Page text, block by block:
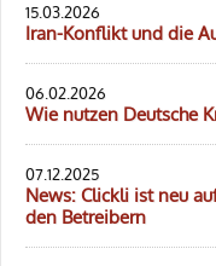
15.03.2026
Iran-Konflikt und die
06.02.2026
Wie nutzen Deutsche
07.12.2025
News: Clickli ist neu
den Betreibern